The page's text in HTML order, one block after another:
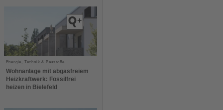
Energie, Technik & Baustoffe
Wohnanlage mit abgasfreiem
Heizkraftwerk: Fossilfrei
heizen in Bielefeld